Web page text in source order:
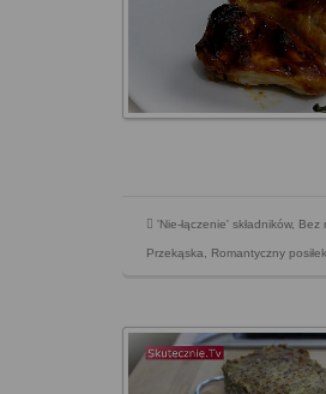
'Nie-łączenie' składników, Bez
Przekąska, Romantyczny posiłek